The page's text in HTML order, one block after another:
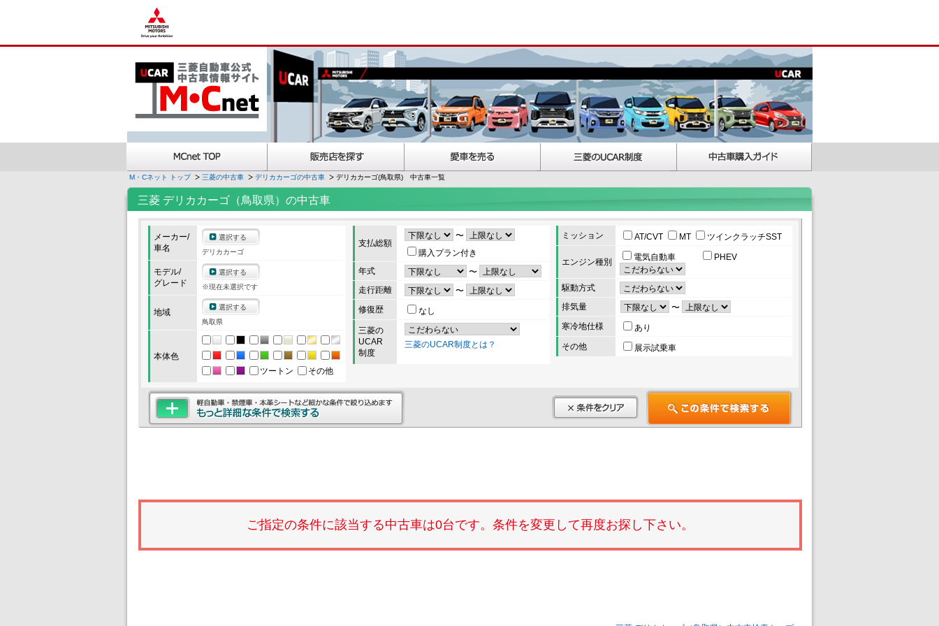
M・Cネット トップ 三菱の中古車 デリカカーゴの中古車 デリカカーゴ(鳥取県) 中古車一覧
三菱 デリカカーゴ（鳥取県）の中古車
メーカー/
車名
選択する
デリカカーゴ
モデル/
グレード
選択する
※現在未選択です
地域
選択する
鳥取県
本体色
ツートン
その他
支払総額
〜
購入プラン付き
年式
〜
走行距離
〜
修復歴
なし
三菱の
UCAR
制度
三菱のUCAR制度とは？
ミッション AT/CVT MT ツインクラッチSST
エンジン種別 電気自動車 PHEV
駆動方式
排気量
〜
寒冷地仕様
あり
その他
展示試乗車
ご指定の条件に該当する中古車は0台です。条件を変更して再度お探し下さい。